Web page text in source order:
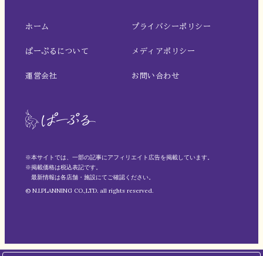
ホーム
ぱーぷるについて
運営会社
プライバシーポリシー
メディアポリシー
お問い合わせ
※本サイトでは、一部の記事にアフィリエイト広告を掲載しています。
※掲載価格は税込表記です。
最新情報は各店舗・施設にてご確認ください。
© N.I.PLANNING CO.,LTD. all rights reserved.